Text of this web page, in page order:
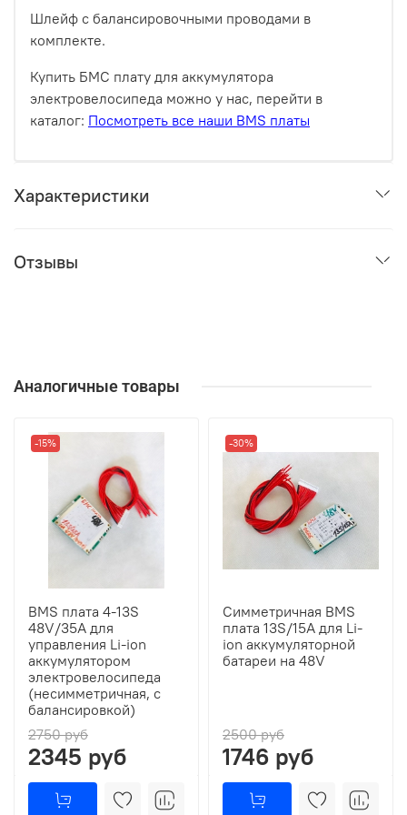
Шлейф с балансировочными проводами в
комплекте.
Купить БМС плату для аккумулятора
электровелосипеда можно у нас, перейти в
каталог: Посмотреть все наши BMS платы
Характеристики
Отзывы
Аналогичные товары
-15%
BMS плата 4-13S
48V/35A для
управления Li-ion
аккумулятором
электровелосипеда
(несимметричная, с
балансировкой)
2750 руб
2345 руб
-30%
Симметричная BMS
плата 13S/15A для Li-
ion аккумуляторной
батареи на 48V
2500 руб
1746 руб